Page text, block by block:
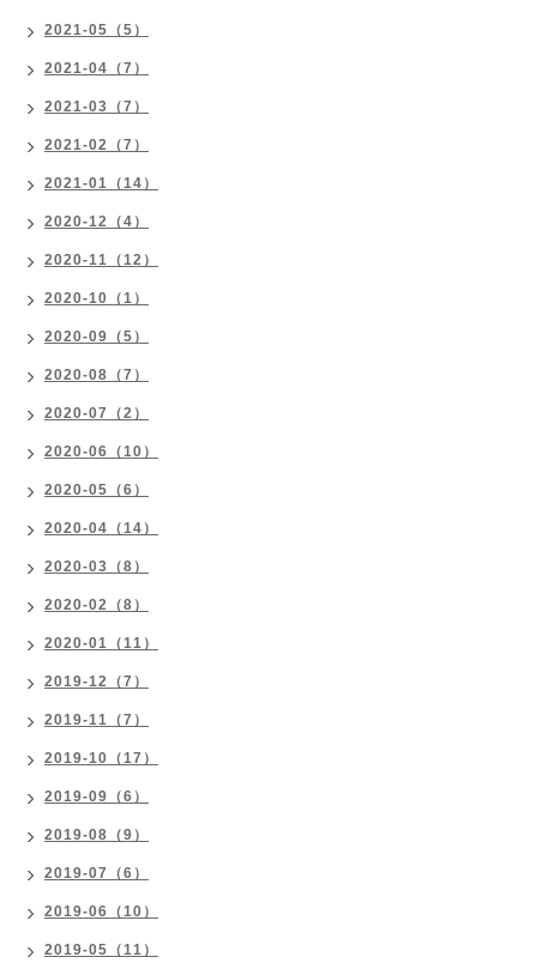
2021-05（5）
2021-04（7）
2021-03（7）
2021-02（7）
2021-01（14）
2020-12（4）
2020-11（12）
2020-10（1）
2020-09（5）
2020-08（7）
2020-07（2）
2020-06（10）
2020-05（6）
2020-04（14）
2020-03（8）
2020-02（8）
2020-01（11）
2019-12（7）
2019-11（7）
2019-10（17）
2019-09（6）
2019-08（9）
2019-07（6）
2019-06（10）
2019-05（11）